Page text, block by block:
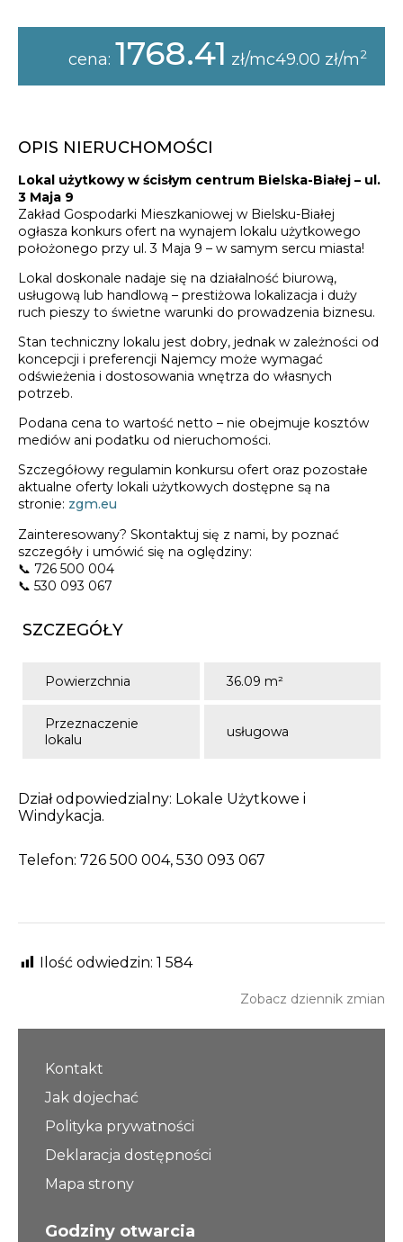
cena: 1768.41 zł/mc49.00 zł/m2
OPIS NIERUCHOMOŚCI
Lokal użytkowy w ścisłym centrum Bielska-Białej – ul.
3 Maja 9
Zakład Gospodarki Mieszkaniowej w Bielsku-Białej
ogłasza konkurs ofert na wynajem lokalu użytkowego
położonego przy ul. 3 Maja 9 – w samym sercu miasta!
Lokal doskonale nadaje się na działalność biurową,
usługową lub handlową – prestiżowa lokalizacja i duży
ruch pieszy to świetne warunki do prowadzenia biznesu.
Stan techniczny lokalu jest dobry, jednak w zależności od
koncepcji i preferencji Najemcy może wymagać
odświeżenia i dostosowania wnętrza do własnych
potrzeb.
Podana cena to wartość netto – nie obejmuje kosztów
mediów ani podatku od nieruchomości.
Szczegółowy regulamin konkursu ofert oraz pozostałe
aktualne oferty lokali użytkowych dostępne są na
stronie: zgm.eu
Zainteresowany? Skontaktuj się z nami, by poznać
szczegóły i umówić się na oględziny:
📞 726 500 004
📞 530 093 067
SZCZEGÓŁY
Powierzchnia 36.09 m²
Przeznaczenie
lokalu
usługowa
Dział odpowiedzialny: Lokale Użytkowe i
Windykacja.
Telefon: 726 500 004, 530 093 067
Ilość odwiedzin: 1 584
Zobacz dziennik zmian
Kontakt
Jak dojechać
Polityka prywatności
Deklaracja dostępności
Mapa strony
Godziny otwarcia